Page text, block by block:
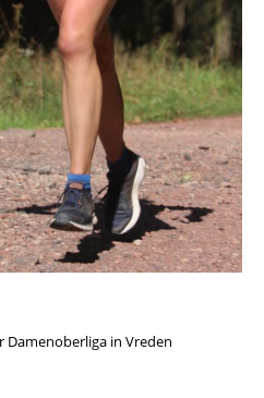
Damenoberliga in Vreden